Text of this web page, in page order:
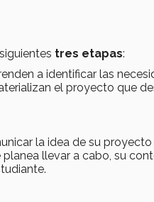
tres etapas:
a identificar las
el proyecto que
la idea de su
llevar a cabo, su